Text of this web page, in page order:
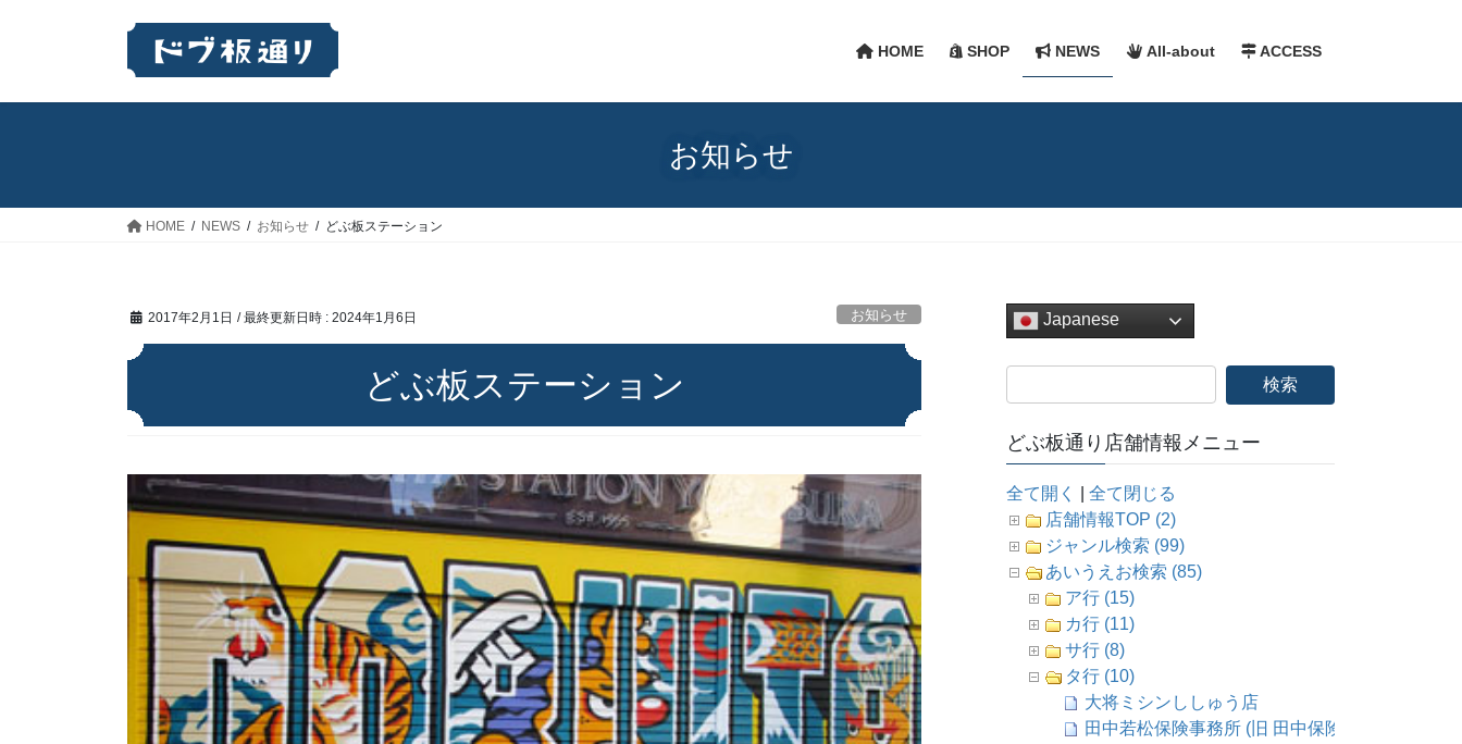
HOME SHOP NEWS All-about ACCESS
お知らせ
HOME NEWS お知らせ どぶ板ステーション
2017年2月1日 / 最終更新日時 : 2024年1月6日 お知らせ
どぶ板ステーション
Japanese
どぶ板通り店舗情報メニュー
全て開く |全て閉じる
店舗情報TOP (2)
ジャンル検索 (99)
あいうえお検索 (85)
ア行 (15)
カ行 (11)
サ行 (8)
タ行 (10)
大将ミシンししゅう店
田中若松保険事務所 (旧 田中保険事務所)